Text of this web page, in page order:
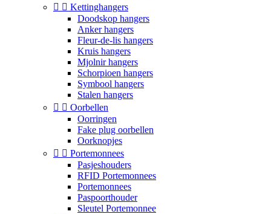
  Kettinghangers
Doodskop hangers
Anker hangers
Fleur-de-lis hangers
Kruis hangers
Mjolnir hangers
Schorpioen hangers
Symbool hangers
Stalen hangers
  Oorbellen
Oorringen
Fake plug oorbellen
Oorknopjes
  Portemonnees
Pasjeshouders
RFID Portemonnees
Portemonnees
Paspoorthouder
Sleutel Portemonnee